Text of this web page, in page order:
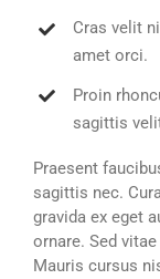
Cras velit
amet orci.
Proin
sagittis
Praesent
sagittis nec.
gravida ex eget
ornare. Sed
Mauris cursus